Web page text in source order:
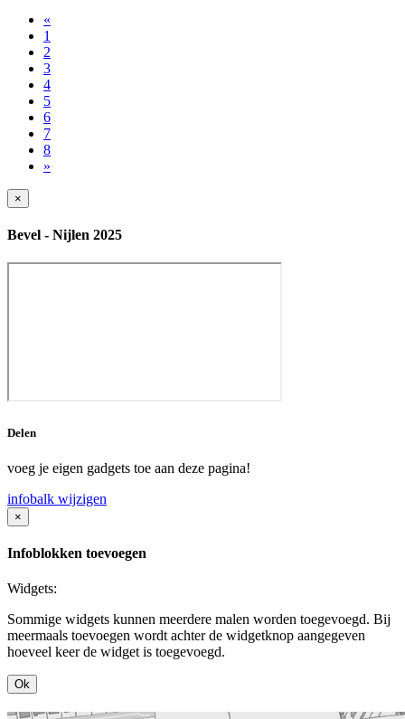
«
1
2
3
4
5
6
7
8
»
×
Bevel - Nijlen 2025
Delen
voeg je eigen gadgets toe aan deze pagina!
infobalk wijzigen
×
Infoblokken toevoegen
Widgets:
Sommige widgets kunnen meerdere malen worden toegevoegd. Bij
meermaals toevoegen wordt achter de widgetknop aangegeven
hoeveel keer de widget is toegevoegd.
Ok